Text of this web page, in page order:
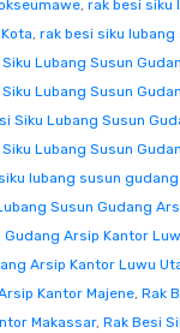
, rak besi siku
, rak besi siku
Siku Lubang Susun
Siku Lubang Susun
Siku Lubang Susun
Siku Lubang Susun
lubang susun
Susun Gudang
Arsip Kantor
Arsip Kantor Luwu
Kantor Majene, Rak
Makassar, Rak Besi